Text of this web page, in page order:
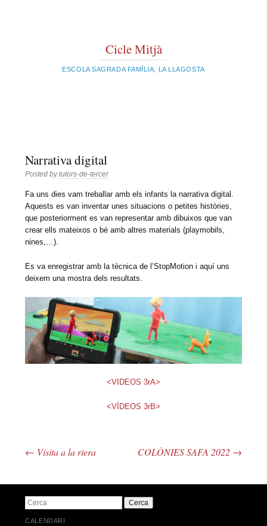
Cicle Mitjà
ESCOLA SAGRADA FAMÍLIA, LA LLAGOSTA
Narrativa digital
Posted bytutors-de-tercer
Fa uns dies vam treballar amb els infants la narrativa digital.
Aquests es van inventar unes situacions o petites històries,
que posteriorment es van representar amb dibuixos que van
crear ells mateixos o bé amb altres materials (playmobils,
nines,…).
Es va enregistrar amb la tècnica de l’StopMotion i aquí uns
deixem una mostra dels resultats.
<VIDEOS 3rA>
<VÍDEOS 3rB>
← Visita a la riera COLÒNIES SAFA 2022 →
Cerca
CALENDARI